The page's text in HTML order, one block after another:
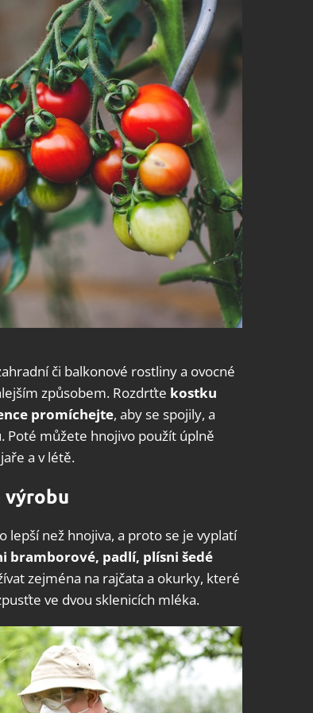
či balkonové rostliny a ovocné
způsobem. Rozdrťte kostku
promíchejte, aby se spojily, a
Poté můžete hnojivo použít úplně
a v létě.
výrobu
lepší než hnojiva, a proto se je vyplatí
bramborové, padlí, plísni šedé
zejména na rajčata a okurky, které
ve dvou sklenicích mléka.